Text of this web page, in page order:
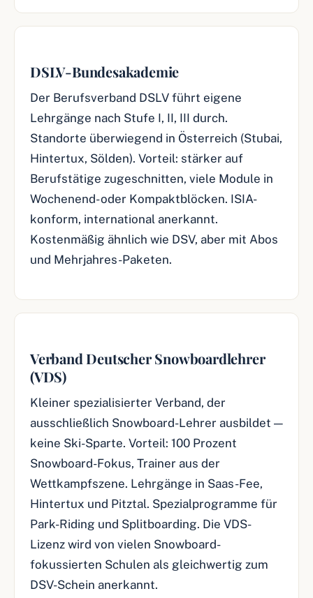
DSLV-Bundesakademie
Der Berufsverband DSLV führt eigene
Lehrgänge nach Stufe I, II, III durch.
Standorte überwiegend in Österreich (Stubai,
Hintertux, Sölden). Vorteil: stärker auf
Berufstätige zugeschnitten, viele Module in
Wochenend- oder Kompaktblöcken. ISIA-
konform, international anerkannt.
Kostenmäßig ähnlich wie DSV, aber mit Abos
und Mehrjahres-Paketen.
Verband Deutscher Snowboardlehrer
(VDS)
Kleiner spezialisierter Verband, der
ausschließlich Snowboard-Lehrer ausbildet —
keine Ski-Sparte. Vorteil: 100 Prozent
Snowboard-Fokus, Trainer aus der
Wettkampfszene. Lehrgänge in Saas-Fee,
Hintertux und Pitztal. Spezialprogramme für
Park-Riding und Splitboarding. Die VDS-
Lizenz wird von vielen Snowboard-
fokussierten Schulen als gleichwertig zum
DSV-Schein anerkannt.